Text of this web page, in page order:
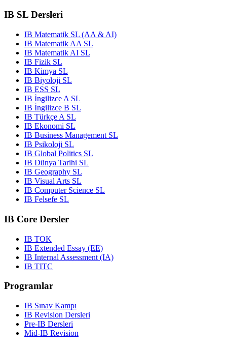
IB SL Dersleri
IB Matematik SL (AA & AI)
IB Matematik AA SL
IB Matematik AI SL
IB Fizik SL
IB Kimya SL
IB Biyoloji SL
IB ESS SL
IB İngilizce A SL
IB İngilizce B SL
IB Türkçe A SL
IB Ekonomi SL
IB Business Management SL
IB Psikoloji SL
IB Global Politics SL
IB Dünya Tarihi SL
IB Geography SL
IB Visual Arts SL
IB Computer Science SL
IB Felsefe SL
IB Core Dersler
IB TOK
IB Extended Essay (EE)
IB Internal Assessment (IA)
IB TITC
Programlar
IB Sınav Kampı
IB Revision Dersleri
Pre-IB Dersleri
Mid-IB Revision